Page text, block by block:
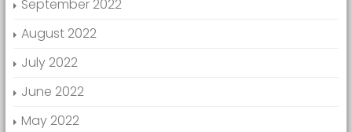
September 2022
August 2022
July 2022
June 2022
May 2022